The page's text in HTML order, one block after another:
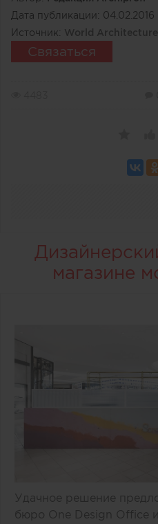
Дата публикации: 04.02.2016
Источник: World Architecture
Связаться
магазине
Удачное решение
бюро One Design Office